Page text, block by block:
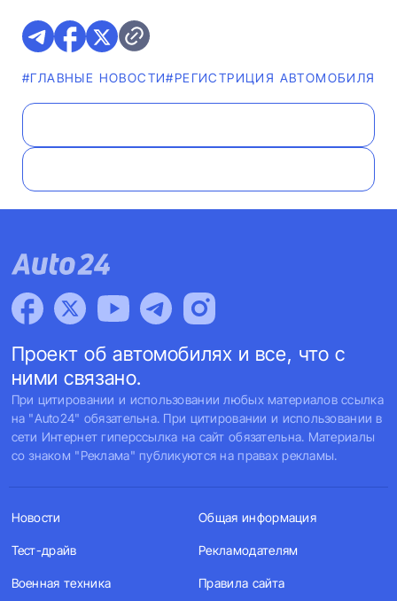
#ГЛАВНЫЕ НОВОСТИ#РЕГИСТРИЦИЯ АВТОМОБИЛЯ
Проект об автомобилях и все, что с
ними связано.
При цитировании и использовании любых материалов ссылка
на "Auto24" обязательна. При цитировании и использовании в
сети Интернет гиперссылка на сайт обязательна. Материалы
со знаком "Реклама" публикуются на правах рекламы.
Новости
Тест-драйв
Военная техника
Общая информация
Рекламодателям
Правила сайта